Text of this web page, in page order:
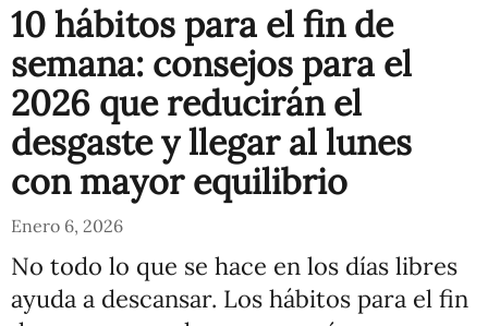
10 hábitos para el fin de
semana: consejos para el
2026 que reducirán el
desgaste y llegar al lunes
con mayor equilibrio
Enero 6, 2026
No todo lo que se hace en los días libres
ayuda a descansar. Los hábitos para el fin